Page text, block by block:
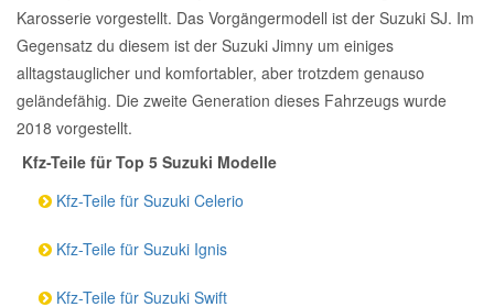
Karosserie vorgestellt. Das Vorgängermodell ist der Suzuki SJ. Im
Gegensatz du diesem ist der Suzuki Jimny um einiges
alltagstauglicher und komfortabler, aber trotzdem genauso
geländefähig. Die zweite Generation dieses Fahrzeugs wurde
2018 vorgestellt.
Kfz-Teile für Top 5 Suzuki Modelle
Kfz-Teile für Suzuki Celerio
Kfz-Teile für Suzuki Ignis
Kfz-Teile für Suzuki Swift